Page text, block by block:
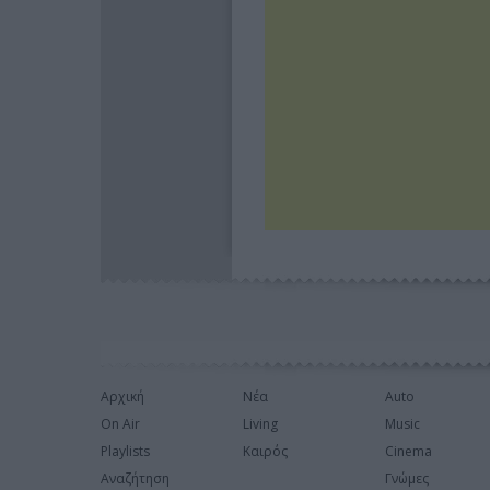
Αρχική
On Air
Playlists
Αναζήτηση
Νέα
Living
Καιρός
Auto
Music
Cinema
Γνώμες